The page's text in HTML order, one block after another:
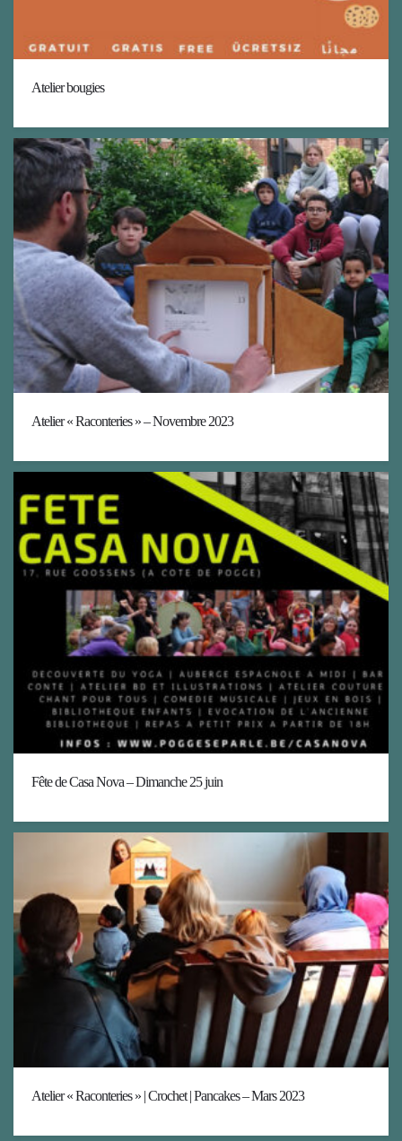
Atelier bougies
Atelier « Raconteries » – Novembre 2023
Fête de Casa Nova – Dimanche 25 juin
Atelier « Raconteries » | Crochet | Pancakes – Mars 2023